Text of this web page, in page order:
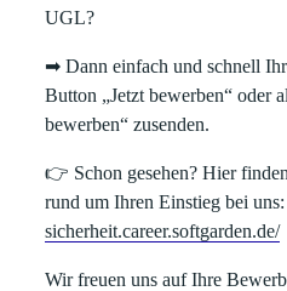
UGL?
➡ Dann einfach und schnell
Button „Jetzt bewerben“ oder
bewerben“ zusenden.
👉 Schon gesehen? Hier
rund um Ihren Einstieg bei
sicherheit.career.softgarden.de/
Wir freuen uns auf Ihre